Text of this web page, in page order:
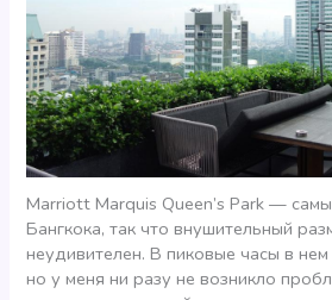
Marriott Marquis Queen’s Park —
Бангкока, так что внушительный
неудивителен. В пиковые часы в
но у меня ни разу не возникло